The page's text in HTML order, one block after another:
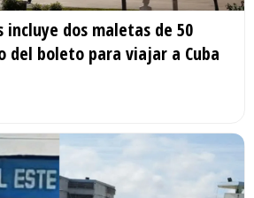
incluye dos maletas de 50
del boleto para viajar a Cuba